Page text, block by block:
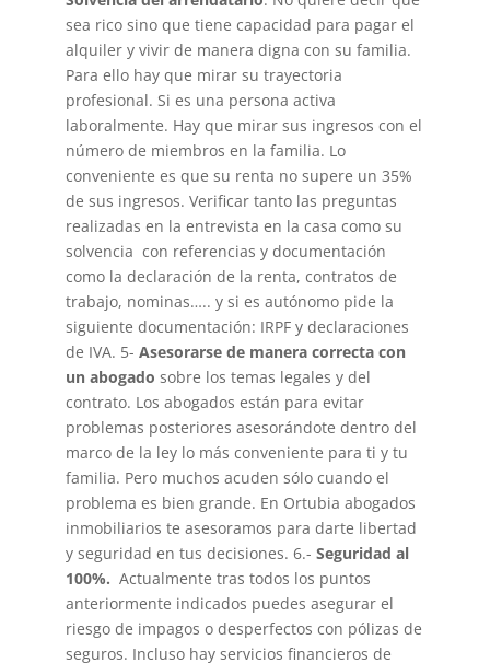
sea rico sino que tiene capacidad para pagar el
alquiler y vivir de manera digna con su familia.
Para ello hay que mirar su trayectoria
profesional. Si es una persona activa
laboralmente. Hay que mirar sus ingresos con el
número de miembros en la familia. Lo
conveniente es que su renta no supere un 35%
de sus ingresos. Verificar tanto las preguntas
realizadas en la entrevista en la casa como su
solvencia con referencias y documentación
como la declaración de la renta, contratos de
trabajo, nominas….. y si es autónomo pide la
siguiente documentación: IRPF y declaraciones
de IVA. 5- Asesorarse de manera correcta con
un abogado sobre los temas legales y del
contrato. Los abogados están para evitar
problemas posteriores asesorándote dentro del
marco de la ley lo más conveniente para ti y tu
familia. Pero muchos acuden sólo cuando el
problema es bien grande. En Ortubia abogados
inmobiliarios te asesoramos para darte libertad
y seguridad en tus decisiones. 6.- Seguridad al
100%. Actualmente tras todos los puntos
anteriormente indicados puedes asegurar el
riesgo de impagos o desperfectos con pólizas de
seguros. Incluso hay servicios financieros de